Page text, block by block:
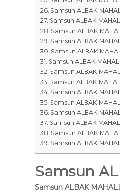
Samsun ALBAK
Samsun ALBAK
Samsun ALBAK
Samsun ALBAK
Samsun ALBAK
Samsun ALBAK
Samsun ALBAK
Samsun ALBAK
Samsun ALBAK
Samsun ALBAK
Samsun ALBAK
Samsun ALBAK
Samsun ALBAK
Samsun ALBAK
Samsun
Samsun ALBAK